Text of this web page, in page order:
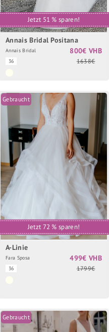
Jetzt 51 % sparen!
Annais Bridal Positana
Annais Bridal
36
800€ VHB
1638€
Gebraucht
Jetzt 72 % sparen!
A-Linie
Fara Sposa
36
499€ VHB
1799€
Gebraucht